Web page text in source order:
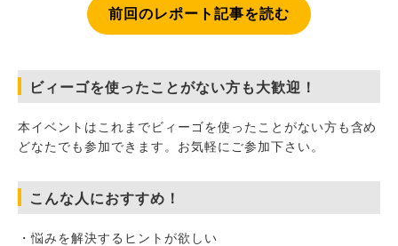
前回のレポート記事を読む
ビィーゴを使ったことがない方も大歓迎！
本イベントはこれまでビィーゴを使ったことがない方も含め
どなたでも参加できます。お気軽にご参加下さい。
こんな人におすすめ！
・悩みを解決するヒントが欲しい